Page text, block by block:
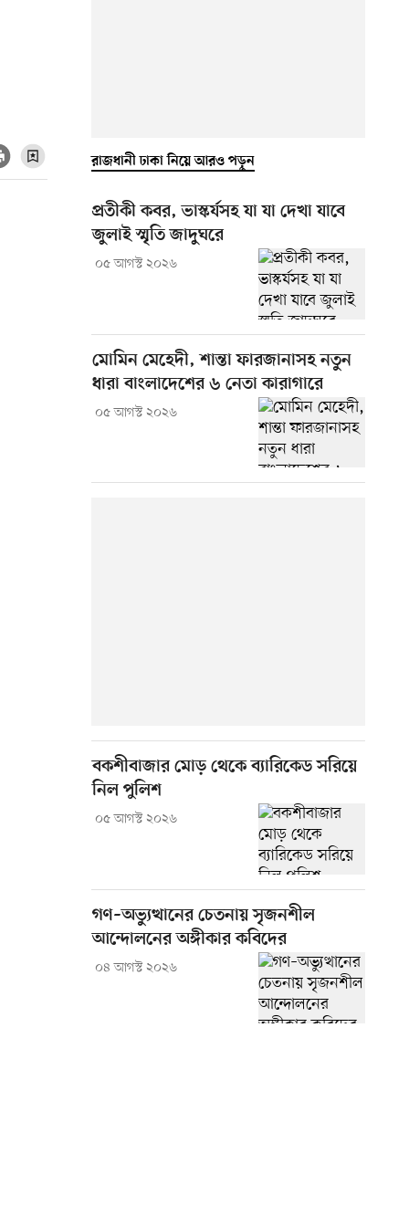
রাজধানী ঢাকা নিয়ে আরও পড়ুন
প্রতীকী কবর, ভাস্কর্যসহ যা যা দেখা যাবে
জুলাই স্মৃতি জাদুঘরে
০৫ আগস্ট ২০২৬
মোমিন মেহেদী, শান্তা ফারজানাসহ নতুন
ধারা বাংলাদেশের ৬ নেতা কারাগারে
০৫ আগস্ট ২০২৬
বকশীবাজার মোড় থেকে ব্যারিকেড সরিয়ে
নিল পুলিশ
০৫ আগস্ট ২০২৬
গণ–অভ্যুত্থানের চেতনায় সৃজনশীল
আন্দোলনের অঙ্গীকার কবিদের
০৪ আগস্ট ২০২৬